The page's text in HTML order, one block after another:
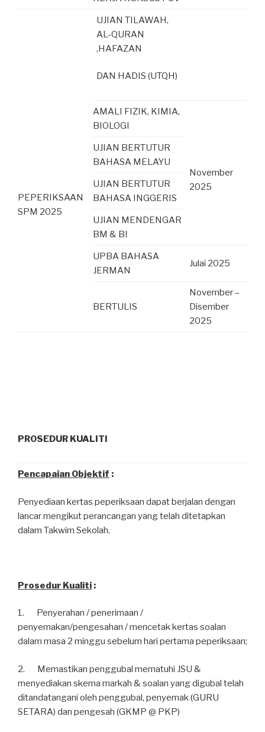
PEPERIKSAAN
SPM 2025
UJIAN TILAWAH,
AL-QURAN
,HAFAZAN
DAN HADIS (UTQH)
AMALI FIZIK, KIMIA,
BIOLOGI
November
2025
UJIAN BERTUTUR
BAHASA MELAYU
UJIAN BERTUTUR
BAHASA INGGERIS
UJIAN MENDENGAR
BM & BI
UPBA BAHASA
JERMAN
Julai 2025
BERTULIS
November –
Disember
2025
PROSEDUR KUALITI
Pencapaian Objektif :
Penyediaan kertas peperiksaan dapat berjalan dengan
lancar mengikut perancangan yang telah ditetapkan
dalam Takwim Sekolah.
Prosedur Kualiti :
1. Penyerahan / penerimaan /
penyemakan/pengesahan / mencetak kertas soalan
dalam masa 2 minggu sebelum hari pertama peperiksaan;
2. Memastikan penggubal mematuhi JSU &
menyediakan skema markah & soalan yang digubal telah
ditandatangani oleh penggubal, penyemak (GURU
SETARA) dan pengesah (GKMP @ PKP)